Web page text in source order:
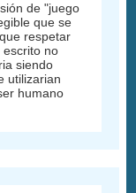
de "juego
que se
respetar
escrito no
siendo
utilizarian
humano